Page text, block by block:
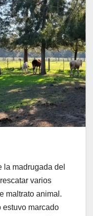
la madrugada del
varios
maltrato animal.
estuvo marcado